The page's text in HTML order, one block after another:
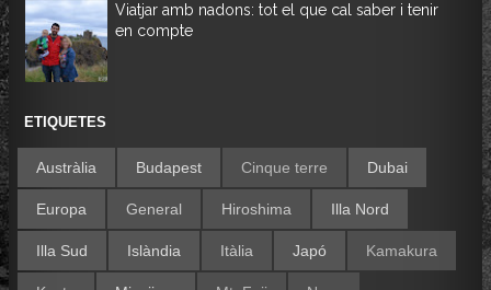
Viatjar amb nadons: tot el que cal saber i tenir
en compte
ETIQUETES
Austràlia Budapest Cinque terre Dubai
Europa General Hiroshima Illa Nord
Illa Sud Islàndia Itàlia Japó Kamakura